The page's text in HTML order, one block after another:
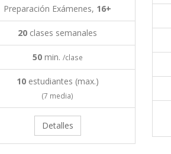
Preparación Exámenes, 16+
20 clases semanales
50min. /clase
10estudiantes (max.)
(7 media)
Detalles